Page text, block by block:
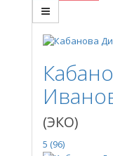
(ЭКО)
5 (96)